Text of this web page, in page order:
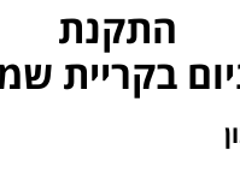
התקנת
בקריית